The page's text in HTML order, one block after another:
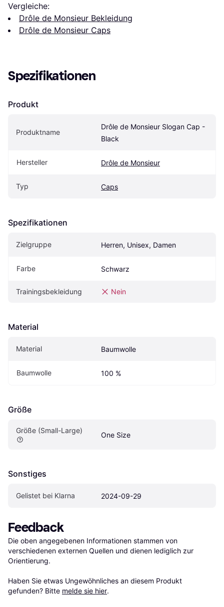
Vergleiche:
Drôle de Monsieur Bekleidung
Drôle de Monsieur Caps
Spezifikationen
Produkt
Produktname
Drôle de Monsieur Slogan Cap -
Black
Hersteller Drôle de Monsieur
Typ Caps
Spezifikationen
Zielgruppe Herren, Unisex, Damen
Farbe Schwarz
Trainingsbekleidung Nein
Material
Material Baumwolle
Baumwolle 100 %
Größe
Größe (Small-Large)
One Size
Sonstiges
Gelistet bei Klarna 2024-09-29
Feedback
Die oben angegebenen Informationen stammen von
verschiedenen externen Quellen und dienen lediglich zur
Orientierung.
Haben Sie etwas Ungewöhnliches an diesem Produkt
gefunden? Bitte melde sie hier.